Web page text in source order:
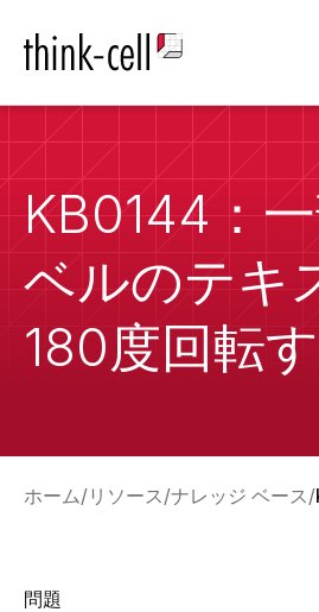
KB0144：
ベルのテキ
180度回転
ホーム リソース ナレッジ ベース
問題